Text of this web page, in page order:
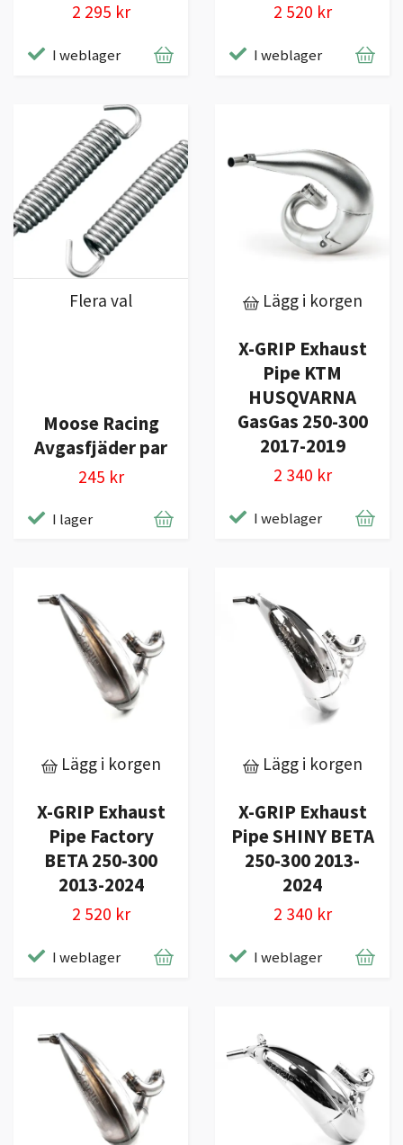
2 295 kr
I weblager
2 520 kr
I weblager
Flera val
Moose Racing
Avgasfjäder par
245 kr
I lager
Lägg i korgen
X-GRIP Exhaust
Pipe KTM
HUSQVARNA
GasGas 250-300
2017-2019
2 340 kr
I weblager
Lägg i korgen
X-GRIP Exhaust
Pipe Factory
BETA 250-300
2013-2024
2 520 kr
I weblager
Lägg i korgen
X-GRIP Exhaust
Pipe SHINY BETA
250-300 2013-
2024
2 340 kr
I weblager